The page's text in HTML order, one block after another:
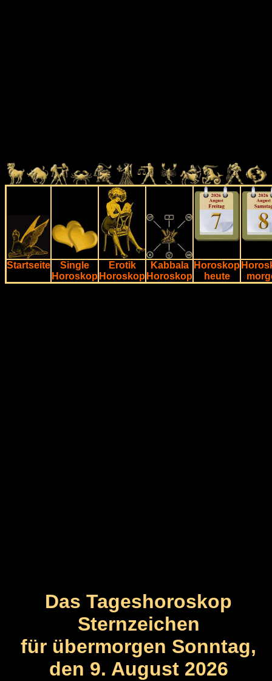
Startseite
Single
Horoskop
Erotik
Horoskop
Kabbala
Horoskop
Horoskop
heute
Das Tageshoroskop
Sternzeichen
für übermorgen Sonntag,
den 9. August 2026